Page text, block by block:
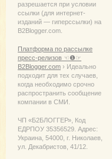
разрешается при условии
ссылки (для интернет-
изданий — гиперссылки) на
B2Blogger.com.
Платформа по рассылке
пресс-релизов ☜❶☞
B2Blogger.com › Идеально
подходит для тех случаев,
когда необходимо срочно
распространить сообщение
компании в СМИ.
ЧП «Б2БЛОГГЕР», Код
ЕДРПОУ 35356529. Адрес:
Украина, 54000, г. Николаев,
ул. Декабристов, 41/12.